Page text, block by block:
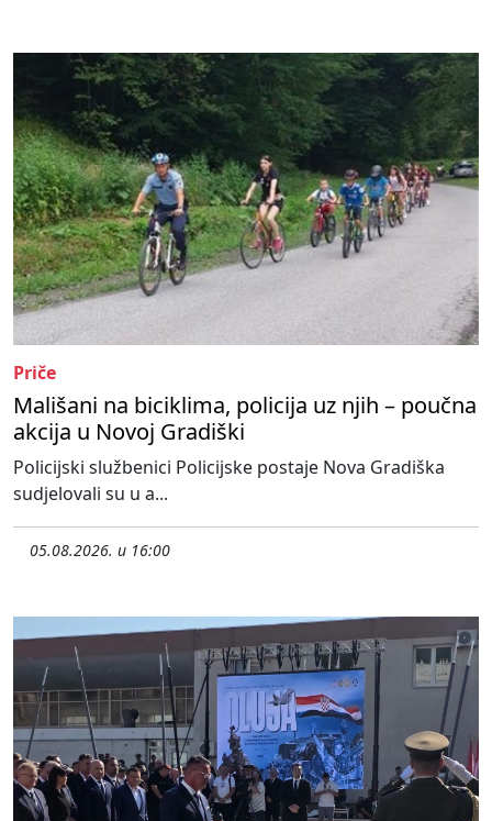
Priče
Mališani na biciklima, policija uz njih – poučna
akcija u Novoj Gradiški
Policijski službenici Policijske postaje Nova Gradiška
sudjelovali su u a...
05.08.2026. u 16:00